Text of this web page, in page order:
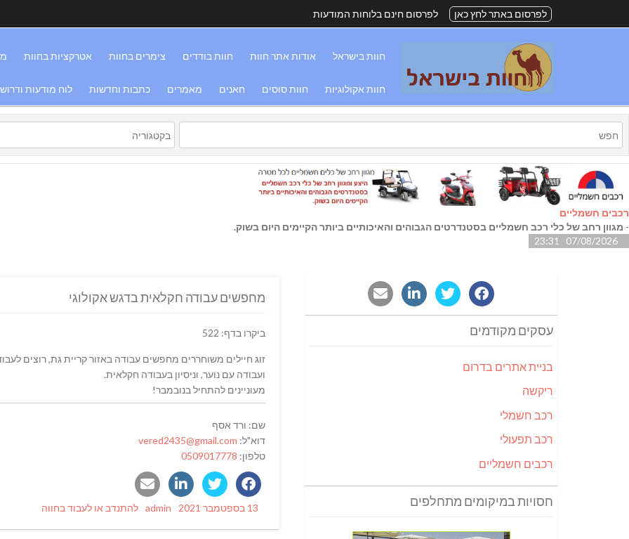
לפרסום באתר לחץ כאן לפרסום חינם בלוחות המודעות
חוות בישראל אודות אתר חוות חוות בודדים צימרים בחוות אטרקציות בחוות
חוות אקולוגיות חוות סוסים חאנים מאמרים כתבות וחדשות לוח מודעות
רכבים חשמליים
- מגוון רחב של כלי רכב חשמליים בסטנדרטים הגבוהים והאיכותיים ביותר הקיימים היום בשוק.
07/08/2026 23:31
מחפשים עבודה חקלאית בדגש אקולוגי
ביקרו בדף: 522
זוג חיילים משוחררים מחפשים עבודה באזור קריית גת, רוצים
ועבודה עם נוער, וניסיון בעבודה חקלאית.
מעוניינים להתחיל בנובמבר!
שם: ורד אסף
דוא"ל: vered2435@gmail.com
טלפון: 0509017778
Posted
13 בספטמבר 2021 Author
admin
Categories
להתנדב או לעבוד בחווה
עסקים מקודמים
בניית אתרים בדרום
ריקשה
רכב חשמלי
רכב תפעולי
רכבים חשמליים
חסויות במיקומים מתחלפים